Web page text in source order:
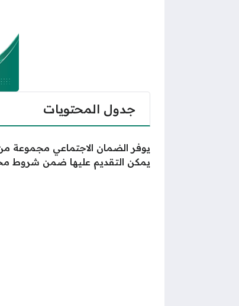
جدول المحتويات
يوفر الضمان الاجتماعي مجموعة
يمكن التقديم عليها ضمن شروط